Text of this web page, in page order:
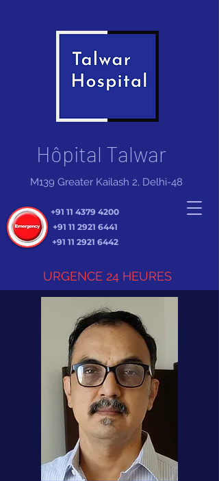
Hôpital Talwar
+91 11 4379 4200
+91 11 2921 6441
+91 11 2921 6442
URGENCE 24 HEURES
M139 Greater Kailash 2, Delhi-48